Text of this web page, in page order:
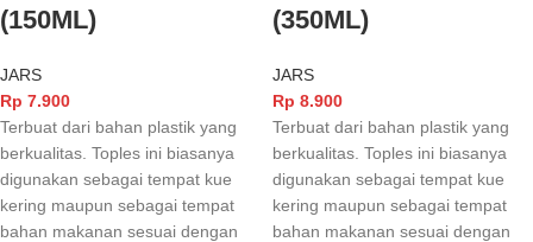
(150ML)
JARS
Rp 7.900
Terbuat dari bahan plastik yang
berkualitas. Toples ini biasanya
digunakan sebagai tempat kue
kering maupun sebagai tempat
bahan makanan sesuai dengan
(350ML)
JARS
Rp 8.900
Terbuat dari bahan plastik yang
berkualitas. Toples ini biasanya
digunakan sebagai tempat kue
kering maupun sebagai tempat
bahan makanan sesuai dengan